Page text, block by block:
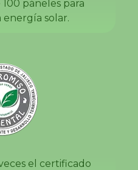
100 páneles para
solar.
el certificado